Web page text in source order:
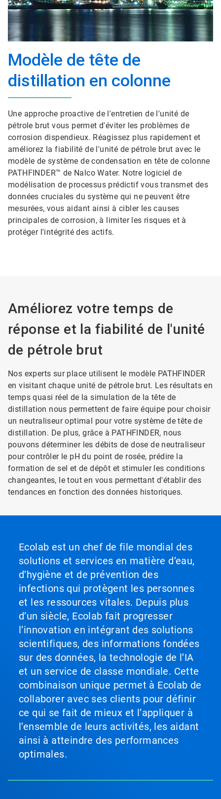
Modèle de tête de
distillation en colonne
Une approche proactive de l'entretien de l'unité de
pétrole brut vous permet d'éviter les problèmes de
corrosion dispendieux. Réagissez plus rapidement et
améliorez la fiabilité de l'unité de pétrole brut avec le
modèle de système de condensation en tête de colonne
PATHFINDER™ de Nalco Water. Notre logiciel de
modélisation de processus prédictif vous transmet des
données cruciales du système qui ne peuvent être
mesurées, vous aidant ainsi à cibler les causes
principales de corrosion, à limiter les risques et à
protéger l'intégrité des actifs.
Améliorez votre temps de
réponse et la fiabilité de l'unité
de pétrole brut
Nos experts sur place utilisent le modèle PATHFINDER
en visitant chaque unité de pétrole brut. Les résultats en
temps quasi réel de la simulation de la tête de
distillation nous permettent de faire équipe pour choisir
un neutraliseur optimal pour votre système de tête de
distillation. De plus, grâce à PATHFINDER, nous
pouvons déterminer les débits de dose de neutraliseur
pour contrôler le pH du point de rosée, prédire la
formation de sel et de dépôt et stimuler les conditions
changeantes, le tout en vous permettant d'établir des
tendances en fonction des données historiques.
Ecolab est un chef de file mondial des
solutions et services en matière d’eau,
d’hygiène et de prévention des
infections qui protègent les personnes
et les ressources vitales. Depuis plus
d’un siècle, Ecolab fait progresser
l’innovation en intégrant des solutions
scientifiques, des informations fondées
sur des données, la technologie de l’IA
et un service de classe mondiale. Cette
combinaison unique permet à Ecolab de
collaborer avec ses clients pour définir
ce qui se fait de mieux et l’appliquer à
l’ensemble de leurs activités, les aidant
ainsi à atteindre des performances
optimales.